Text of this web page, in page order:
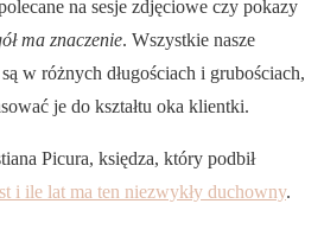
na sesje zdjęciowe czy pokazy
ma znaczenie. Wszystkie nasze
w różnych długościach i grubościach,
je do kształtu oka klientki.
Picura, księdza, który podbił
i ile lat ma ten niezwykły duchowny.